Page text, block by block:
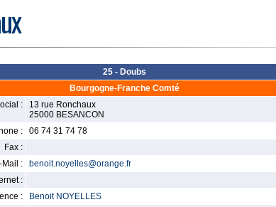
25 - Doubs
Bourgogne-Franche Comté
:
13 rue Ronchaux
25000 BESANCON
:
06 74 31 74 78
Fax :
Mail :
benoit.noyelles@orange.fr
:
:
Benoit NOYELLES